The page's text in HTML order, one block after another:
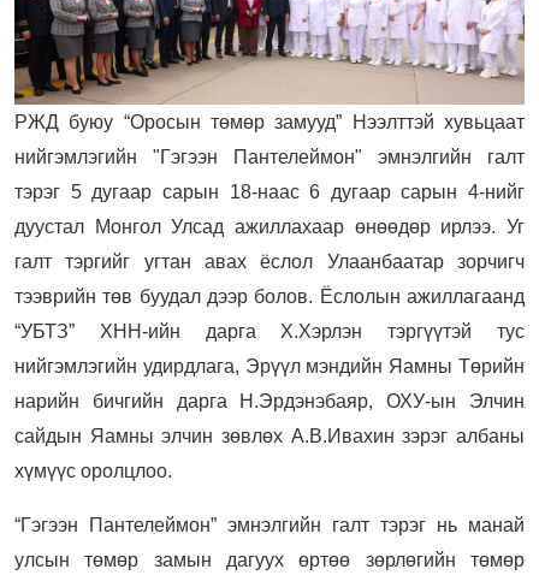
РЖД буюу “Оросын төмөр замууд” Нээлттэй хувьцаат
нийгэмлэгийн "Гэгээн Пантелеймон" эмнэлгийн галт
тэрэг 5 дугаар сарын 18-наас 6 дугаар сарын 4-нийг
дуустал Монгол Улсад ажиллахаар өнөөдөр ирлээ. Уг
галт тэргийг угтан авах ёслол Улаанбаатар зорчигч
тээврийн төв буудал дээр болов. Ёслолын ажиллагаанд
“УБТЗ” ХНН-ийн дарга Х.Хэрлэн тэргүүтэй тус
нийгэмлэгийн удирдлага, Эрүүл мэндийн Яамны Төрийн
нарийн бичгийн дарга Н.Эрдэнэбаяр, ОХУ-ын Элчин
сайдын Яамны элчин зөвлөх А.В.Ивахин зэрэг албаны
хүмүүс оролцлоо.
“Гэгээн Пантелеймон” эмнэлгийн галт тэрэг нь манай
улсын төмөр замын дагуух өртөө зөрлөгийн төмөр